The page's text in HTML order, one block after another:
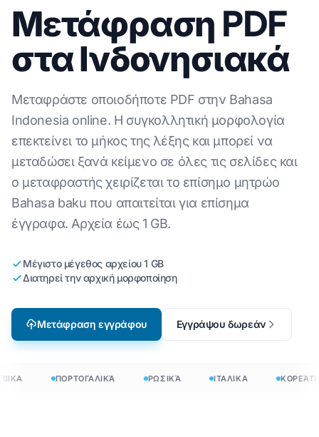
Μετάφραση PDF
στα Ινδονησιακά
Μεταφράστε οποιοδήποτε PDF στην Bahasa
Indonesia online. Η συγκολλητική μορφολογία
επεκτείνει το μήκος της λέξης και μπορεί να
μεταδώσει ξανά κείμενο σε όλες τις σελίδες και
ο μεταφραστής χειρίζεται το επίσημο μητρώο
Bahasa baku που απαιτείται για επίσημα
έγγραφα. Αρχεία έως 1 GB.
Μέγιστο μέγεθος αρχείου 1 GB
Διατηρεί την αρχική μορφοποίηση
Μετάφραση εγγράφου Εγγράψου δωρεάν
ΠΟΡΤΟΓΑΛΙΚΆ ΡΩΣΙΚΆ ΙΤΑΛΙΚΑ